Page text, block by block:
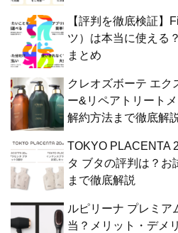
【評判を徹底検証】
ツ）は本当に使える
まとめ
クレオズボーテ エク
ー&リペアトリート
解約方法まで徹底解
TOKYO PLACENTA
タ ブタの評判は？お
まで徹底解説
ルピリーナ プレミア
当？メリット・デメ